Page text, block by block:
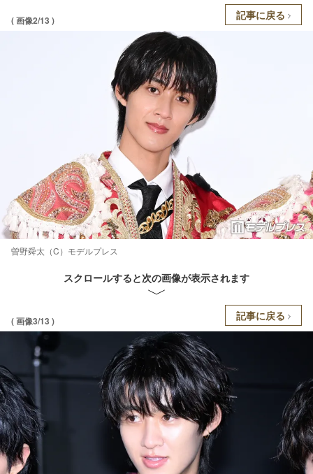
( 画像2/13 ) 記事に戻る
曽野舜太（C）モデルプレス
スクロールすると次の画像が表示されます
( 画像3/13 ) 記事に戻る